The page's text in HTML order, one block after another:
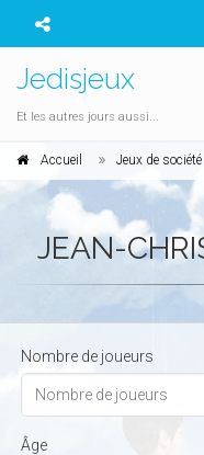
Jedisjeux
Et les autres jours aussi...
Accueil Jeux de société
JEAN-
Nombre de joueurs
Âge